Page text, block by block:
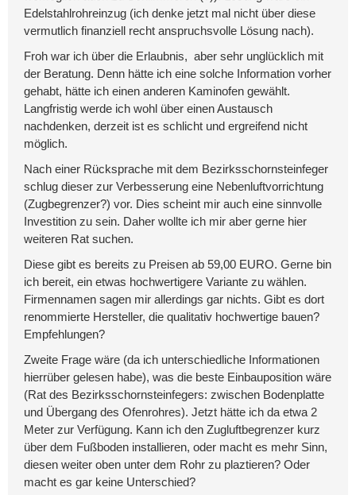
Edelstahlrohreinzug (ich denke jetzt mal nicht über diese
vermutlich finanziell recht anspruchsvolle Lösung nach).
Froh war ich über die Erlaubnis, aber sehr unglücklich mit
der Beratung. Denn hätte ich eine solche Information vorher
gehabt, hätte ich einen anderen Kaminofen gewählt.
Langfristig werde ich wohl über einen Austausch
nachdenken, derzeit ist es schlicht und ergreifend nicht
möglich.
Nach einer Rücksprache mit dem Bezirksschornsteinfeger
schlug dieser zur Verbesserung eine Nebenluftvorrichtung
(Zugbegrenzer?) vor. Dies scheint mir auch eine sinnvolle
Investition zu sein. Daher wollte ich mir aber gerne hier
weiteren Rat suchen.
Diese gibt es bereits zu Preisen ab 59,00 EURO. Gerne bin
ich bereit, ein etwas hochwertigere Variante zu wählen.
Firmennamen sagen mir allerdings gar nichts. Gibt es dort
renommierte Hersteller, die qualitativ hochwertige bauen?
Empfehlungen?
Zweite Frage wäre (da ich unterschiedliche Informationen
hierrüber gelesen habe), was die beste Einbauposition wäre
(Rat des Bezirksschornsteinfegers: zwischen Bodenplatte
und Übergang des Ofenrohres). Jetzt hätte ich da etwa 2
Meter zur Verfügung. Kann ich den Zugluftbegrenzer kurz
über dem Fußboden installieren, oder macht es mehr Sinn,
diesen weiter oben unter dem Rohr zu plaztieren? Oder
macht es gar keine Unterschied?